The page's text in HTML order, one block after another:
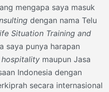
mengapa saya masuk
dengan nama Telu
Situation Training and
saya punya harapan
hospitality maupun Jasa
Indonesia dengan
secara internasional